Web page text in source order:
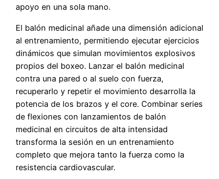
apoyo en una sola mano.
El balón medicinal añade una dimensión adicional
al entrenamiento, permitiendo ejecutar ejercicios
dinámicos que simulan movimientos explosivos
propios del boxeo. Lanzar el balón medicinal
contra una pared o al suelo con fuerza,
recuperarlo y repetir el movimiento desarrolla la
potencia de los brazos y el core. Combinar series
de flexiones con lanzamientos de balón
medicinal en circuitos de alta intensidad
transforma la sesión en un entrenamiento
completo que mejora tanto la fuerza como la
resistencia cardiovascular.